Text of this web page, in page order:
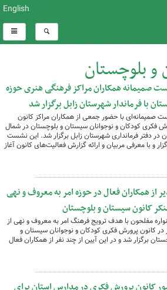
English
بلوچستان
صمیمانه همکاران مراکز فرهنگی هنری حوزه
با فرماندار شهرستان زابل برگزار شد
صمیمانه‌ای با حضور جمعی از همکاران مراکز کانون
فکری کودکان و نوجوانان سیستان و بلوچستان در شمال
در دفتر فرمانداری شهرستان زابل برگزار شد. این نشست
و با معرفی مربیان و ارائه گزارش فعالیت‌های کانون آغاز
از همکاران فعال در حوزه امر به معروف و نهی
کانون سیستان و بلوچستان
مفلحون با هدف ترویج فرهنگ امر به معروف و نهی از
در کانون پرورش فکری کودکان و نوجوانان سیستان و
برگزار شد و در این آیین از چند نفر از همکاران فعال